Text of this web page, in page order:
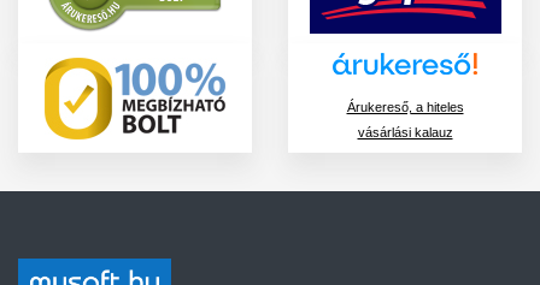
Árukereső, a hiteles
vásárlási kalauz